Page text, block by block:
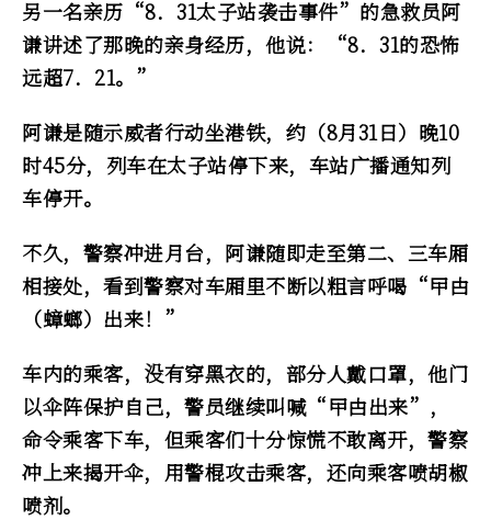
另一名亲历“8．31太子站袭击事件”的急救员阿
谦讲述了那晚的亲身经历，他说：“8．31的恐怖
远超7．21。”
阿谦是随示威者行动坐港铁，约（8月31日）晚10
时45分，列车在太子站停下来，车站广播通知列
车停开。
不久，警察冲进月台，阿谦随即走至第二、三车厢
相接处，看到警察对车厢里不断以粗言呼喝“曱甴
（蟑螂）出来！”
车内的乘客，没有穿黑衣的，部分人戴口罩，他门
以伞阵保护自己，警员继续叫喊“曱甴出来”，
命令乘客下车，但乘客们十分惊慌不敢离开，警察
冲上来揭开伞，用警棍攻击乘客，还向乘客喷胡椒
喷剂。